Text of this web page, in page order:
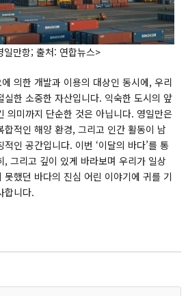
일만항; 출처: 연합뉴스>
의한 개발과 이용의 대상인 동시에, 우리
한 소중한 자산입니다. 익숙한 도시의 앞
의미까지 단순한 것은 아닙니다. 영일만은
적인 해양 환경, 그리고 인간 활동이 남
인 공간입니다. 이번 ‘이달의 바다’를 통
그리고 깊이 있게 바라보며 우리가 일상
했던 바다의 진심 어린 이야기에 귀를 기
합니다.